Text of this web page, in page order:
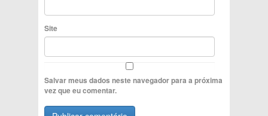
Site
Salvar meus dados neste navegador para a próxima
vez que eu comentar.